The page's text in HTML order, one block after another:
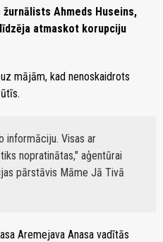
Ahmeds Huseins,
atmaskot korupciju
mājām, kad nenoskaidrots
informāciju. Visas ar
nopratinātas," aģentūrai
pārstāvis Māme Jā Tivā
Aremejava Anasa vadītās